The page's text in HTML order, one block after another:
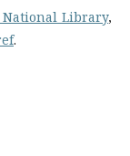
National Library,
.